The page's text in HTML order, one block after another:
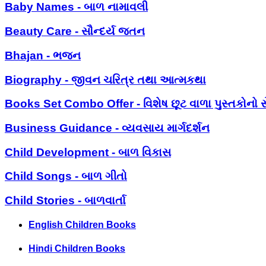
Baby Names - બાળ નામાવલી
Beauty Care - સૌન્દર્ય જતન
Bhajan - ભજન
Biography - જીવન ચરિત્ર તથા આત્મકથા
Books Set Combo Offer - વિશેષ છૂટ વાળા પુસ્તકોનો
Business Guidance - વ્યવસાય માર્ગદર્શન
Child Development - બાળ વિકાસ
Child Songs - બાળ ગીતો
Child Stories - બાળવાર્તા
English Children Books
Hindi Children Books